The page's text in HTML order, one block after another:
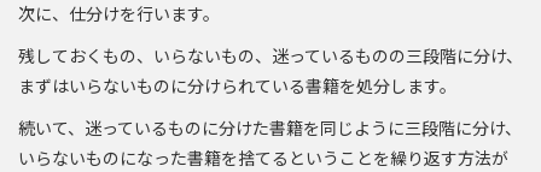
次に、仕分けを行います。
残しておくもの、いらないもの、迷っているものの三段階に分け、
まずはいらないものに分けられている書籍を処分します。
続いて、迷っているものに分けた書籍を同じように三段階に分け、
いらないものになった書籍を捨てるということを繰り返す方法が